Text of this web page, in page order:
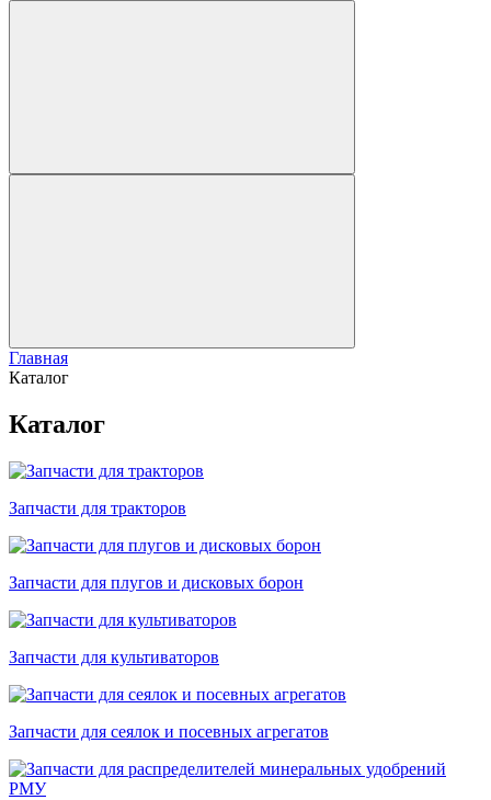
Главная
Каталог
Каталог
Запчасти для тракторов
Запчасти для плугов и дисковых борон
Запчасти для культиваторов
Запчасти для сеялок и посевных агрегатов